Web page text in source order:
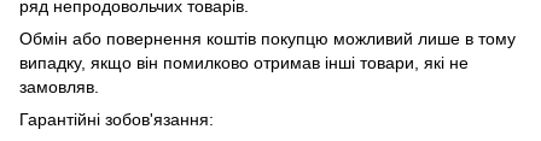
ряд непродовольчих товарів.
Обмін або повернення коштів покупцю можливий лише в тому
випадку, якщо він помилково отримав інші товари, які не
замовляв.
Гарантійні зобов'язання: